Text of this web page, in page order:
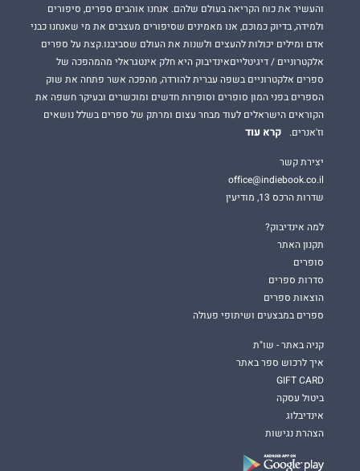
והעשיר את כוח הקריאה בעולם שלהם. אנחנו אוהבים ספרים, סיפורים
ולמידה, בדיוק כמוכם, אנו מאמינים שסיפורים מעצבים את מי שאנחנו כבני
אדם ומילים יכולות להעצים ולשנות את העולם שסביבנו.קצת על ספרים
אלקטרוניים / דיגיטלייםאינדיבוק היא חלק אינטגראלי מהמהפכה של
ספרים אלקטרוניים בשפה עברית להורדה, מהפכה אשר פתחה את שוק
הספרים בפני המון סופרים וסופרות חדשים ומוכשרים ובעיקר חשפה את
הקוראים הישראלים לעוד מבחר עצום ומרתק של ספרים בשלל נושאים
וז'אנרים.
קרא עוד
יצירת קשר
office@indiebook.co.il
שדרות הרכס 13, מודיעין
למה אינדיבוק?
תקנון האתר
סופרים
סדרות ספרים
הוצאות ספרים
ספרים במבצעים ושיתופי פעולה
קניה באתר - שו"ת
איך לרכוש ספר באתר
GIFT CARD
ביטול עסקה
אינדיבלוג
הצהרת נגישות